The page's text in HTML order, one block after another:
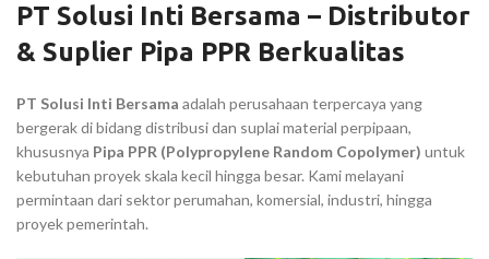
PT Solusi Inti Bersama – Distributor
& Suplier Pipa PPR Berkualitas
PT Solusi Inti Bersama adalah perusahaan terpercaya yang
bergerak di bidang distribusi dan suplai material perpipaan,
khususnya Pipa PPR (Polypropylene Random Copolymer) untuk
kebutuhan proyek skala kecil hingga besar. Kami melayani
permintaan dari sektor perumahan, komersial, industri, hingga
proyek pemerintah.